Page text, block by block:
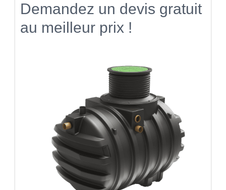
Demandez un devis gratuit
au meilleur prix !